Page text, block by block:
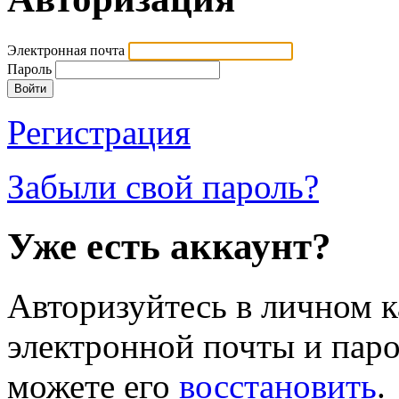
Электронная почта
Пароль
Регистрация
Забыли свой пароль?
Уже есть аккаунт?
Авторизуйтесь в личном
электронной почты и
можете его восстановить.